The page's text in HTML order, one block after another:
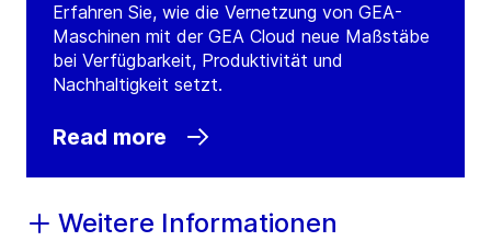
Erfahren Sie, wie die Vernetzung von GEA-
Maschinen mit der GEA Cloud neue Maßstäbe
bei Verfügbarkeit, Produktivität und
Nachhaltigkeit setzt.
Read more
Weitere Informationen